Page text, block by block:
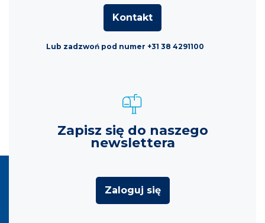
Kontakt
Lub zadzwoń pod numer +31 38 4291100
Zapisz się do naszego
newslettera
Zaloguj się